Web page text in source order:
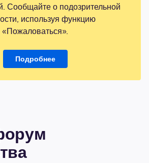
Сообщайте о подозрительной
используя функцию
«Пожаловаться».
Подробнее